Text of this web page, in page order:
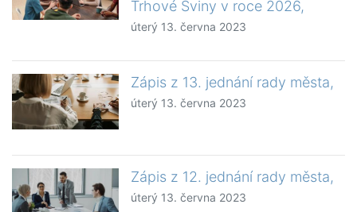
Trhové Sviny v roce 2026,
úterý 13. června 2023
Zápis z 13. jednání rady města,
úterý 13. června 2023
Zápis z 12. jednání rady města,
úterý 13. června 2023